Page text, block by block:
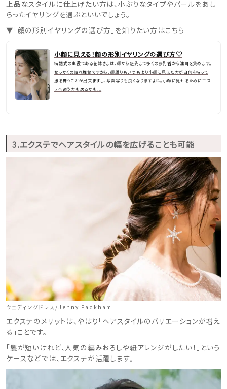
上品なスタイルに仕上げたい方は、小ぶりなタイプやパールをあし
らったイヤリングを選ぶといいでしょう。
▼「顔の形別イヤリングの選び方」を知りたい方はこちら
小顔に見える！顔の形別イヤリングの選び方♡
結婚式の主役である花嫁さまは、顔から足先まで多くの参列者から注目を集めます。
せっかくの晴れ舞台ですから、顔周りもいつもより小顔に見えた方が自信を持って
振る舞うことが出来ますし、写真写りも良くなりますよね。小顔に見せるためにエス
テへ通う方も居るかも...
3.エクステでヘアスタイルの幅を広げることも可能
ウェディングドレス/Jenny Packham
エクステのメリットは、やはり「ヘアスタイルのバリエーションが増え
る」ことです。
「髪が短いけれど、人気の編みおろしや紐アレンジがしたい！」という
ケースなどでは、エクステが活躍します。